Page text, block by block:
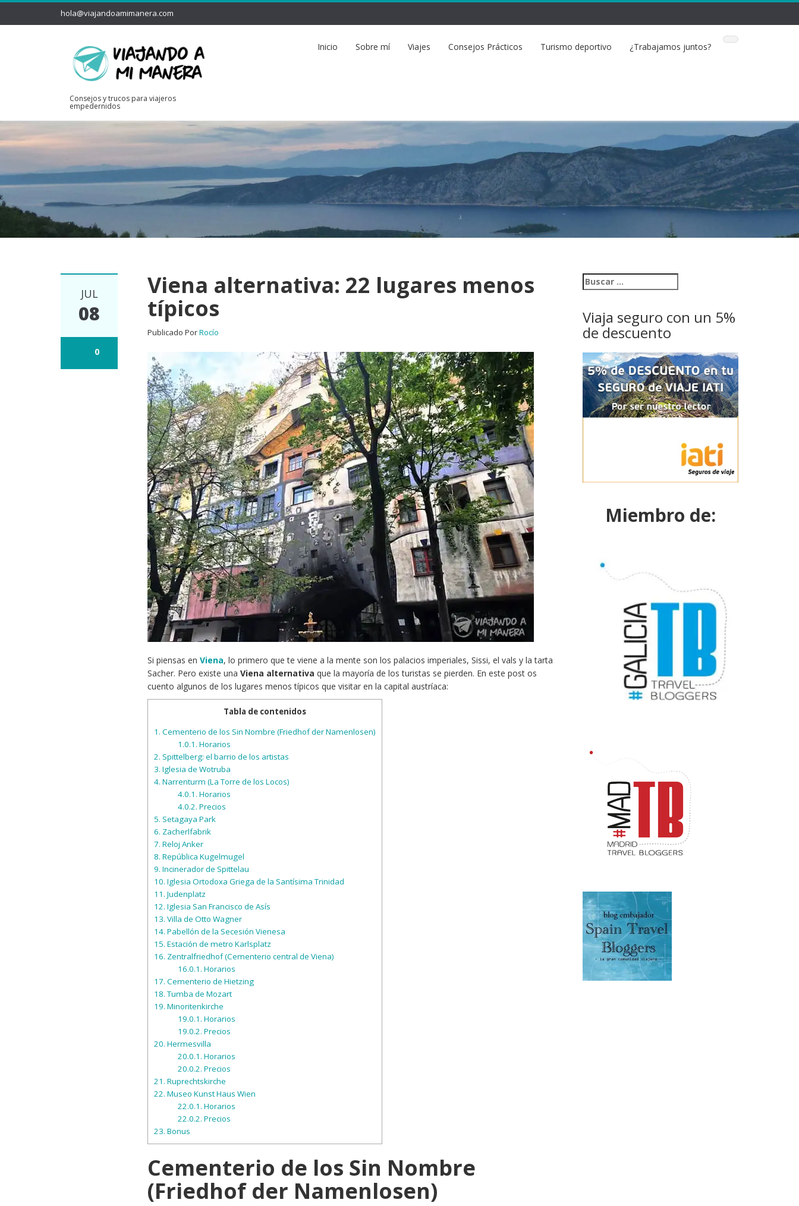
hola@viajandoamimanera.com
Consejos y trucos para viajeros
empedernidos
Inicio Sobre mí Viajes Consejos Prácticos Turismo deportivo ¿Trabajamos juntos?
JUL
08
0
Viena alternativa: 22 lugares menos
típicos
Publicado PorRocío
Si piensas enViena, lo primero que te viene a la mente son los palacios imperiales, Sissi, el vals y la tarta
Sacher. Pero existe unaViena alternativa que la mayoría de los turistas se pierden. En este post os
cuento algunos de los lugares menos típicos que visitar en la capital austríaca:
Tabla de contenidos
1. Cementerio de los Sin Nombre (Friedhof der Namenlosen)
1.0.1. Horarios
2. Spittelberg: el barrio de los artistas
3. Iglesia de Wotruba
4. Narrenturm (La Torre de los Locos)
4.0.1. Horarios
4.0.2. Precios
5. Setagaya Park
6. Zacherlfabrik
7. Reloj Anker
8. República Kugelmugel
9. Incinerador de Spittelau
10. Iglesia Ortodoxa Griega de la Santísima Trinidad
11. Judenplatz
12. Iglesia San Francisco de Asís
13. Villa de Otto Wagner
14. Pabellón de la Secesión Vienesa
15. Estación de metro Karlsplatz
16. Zentralfriedhof (Cementerio central de Viena)
16.0.1. Horarios
17. Cementerio de Hietzing
18.Tumba de Mozart
19. Minoritenkirche
19.0.1. Horarios
19.0.2. Precios
20. Hermesvilla
20.0.1. Horarios
20.0.2. Precios
21. Ruprechtskirche
22. Museo Kunst Haus Wien
22.0.1. Horarios
22.0.2. Precios
23. Bonus
Cementerio de los Sin Nombre
(Friedhof der Namenlosen)
Viaja seguro con un 5%
de descuento
Miembro de: